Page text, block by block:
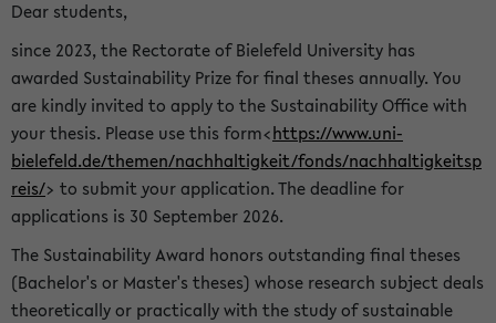
Dear students,
since 2023, the Rectorate of Bielefeld University has
awarded Sustainability Prize for final theses annually. You
are kindly invited to apply to the Sustainability Office with
your thesis. Please use this form<https://www.uni-
bielefeld.de/themen/nachhaltigkeit/fonds/nachhaltigkeitsp
reis/> to submit your application. The deadline for
applications is 30 September 2026.
The Sustainability Award honors outstanding final theses
(Bachelor's or Master's theses) whose research subject deals
theoretically or practically with the study of sustainable